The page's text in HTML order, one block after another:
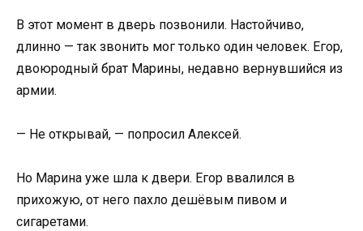
В этот момент в дверь позвонили. Настойчиво,
длинно — так звонить мог только один человек. Егор,
двоюродный брат Марины, недавно вернувшийся из
армии.
— Не открывай, — попросил Алексей.
Но Марина уже шла к двери. Егор ввалился в
прихожую, от него пахло дешёвым пивом и
сигаретами.